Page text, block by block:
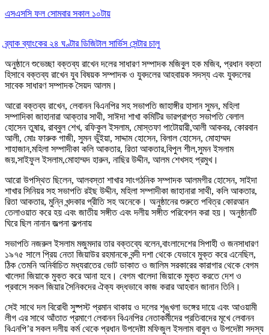
এসএসসি ফল সোমবার সকাল ১০টায়
ব্র্যাক ব্যাংকের ২৪ ঘণ্টার ডিজিটাল সার্ভিস সেন্টার চালু
অনুষ্ঠানে শুভেচ্ছা বক্তব্য রাখেন দলের সাধারণ সম্পাদক মজিবুল হক মজিব, প্রধান বক্তা
হিসাবে বক্তব্য রাখেন যুব বিষয়ক সম্পাদক ও যুবদলের আহবায়ক সদস্য এবং যুবদলের
সাবেক সাধারণ সম্পাদক সৈয়দ আলম।
আরো বক্তব্য রাখেন, লেবানন বিএনপির সহ সভাপতি জাহাঙ্গীর হাসান সুমন, মহিলা
সম্পাদিকা জাহানারা আক্তার সাথী, সাঈদা শাখা কমিটির ভারপ্রাপ্ত সভাপতি বেলাল
হোসেন তুষার, রাব্বুল শেখ, রফিকুল ইসলাম, মোস্তফা পাটোয়ারী,আলী আকবর, কোরবান
আলী, মোঃ ফারুক গাজী, সুমন ভুঁইয়া, সাদ্দাম হোসেন, বিলাল হোসেন, মোহাম্মদ
শাহাজান,মহিলা সম্পাদীকা কলি আকতার, রিতা আকতার,বিপুল শীল,সুমন ইসলাম
জয়,সাইফুল ইসলাম,মোহাম্মদ হারুন, নাছির উদ্দীন, আলম শেখসহ প্রমুখ।
আরো উপস্থিত ছিলেন, আলবস্তা শাখার সাংগঠনিক সম্পাদক আলমগীর হোসেন, সাইদা
শাখার সিনিয়র সহ সভাপতি রইছ উদ্দীন, মহিলা সম্পাদীকা জাহানারা সাথী, কলি আকতার,
রিতা আকতার, মুন্নি খন্দকার প্রীতি সহ অনেকে। অনুষ্ঠানের শুরুতে পবিত্র কোরআন
তেলাওয়াত করে হয় এবং জাতীয় সঙ্গীত এবং দলীয় সঙ্গীত পরিবেশন করা হয়। অনুষ্ঠানটি
ঘিরে ছিল নানান জল্পনা কল্পনায়
সভাপতি নজরুল ইসলাম মজুমদার তার বক্তব্যে বলেন,বাংলাদেশের সিপাহী ও জনসাধারণ
১৯৭৫ সালে প্রিয় নেতা জিয়াউর রহমানকে বন্দী দশা থেকে যেভাবে মুক্ত করে এনেছিল,
ঠিক তেমনি অনির্বাচিত মধ্যরাতের ভোট ডাকাত ও জালিম সরকারের কারাগার থেকে বেগম
খালেদা জিয়াকে মুক্ত করে আনা হবে। বেগম খালেদা জিয়াকে মুক্ত করতে দেশ ও
প্রবাসে সকল জিয়ার সৈনিকদের ঐক্য বদ্ধভাবে কাজ করার আহবান জানান তিনি।
সেই সাথে দল বিরোধী সুষ্পস্ট প্রমান থাকায় ও দলের শৃঙ্খলা ভঙ্গের দায়ে এবং আওয়ামী
লীগ এর সাথে আঁতাত প্রমাণে লেবানন বিএনপির নেতাকর্মীদের প্রতিবাদের মূখে লেবানন
বিএনপি’র সকল দলীয় কর্ম থেকে প্রধান উপদেষ্টা মফিজুল ইসলাম বাবুল ও উপদেষ্টা সদস্য